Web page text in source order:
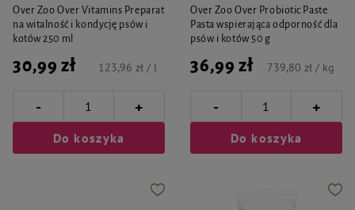
Over Zoo Over Vitamins Preparat
na witalność i kondycję psów i
kotów 250 ml
30,99 zł 123,96 zł / l
- +
Do koszyka
Over Zoo Over Probiotic Paste
Pasta wspierająca odporność dla
psów i kotów 50 g
36,99 zł 739,80 zł / kg
- +
Do koszyka